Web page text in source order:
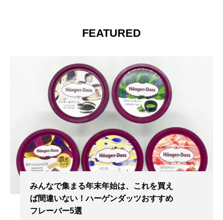
FEATURED
みんなで集まる年末年始は、これを買え
ば間違いない！ハーゲンダッツおすすめ
フレーバー5選